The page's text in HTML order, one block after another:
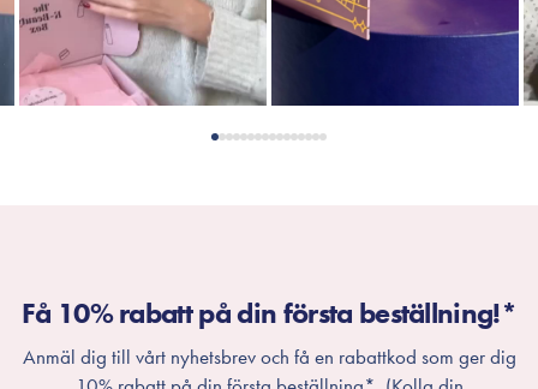
Få 10% rabatt på din första beställning!*
Anmäl dig till vårt nyhetsbrev och få en rabattkod som ger dig